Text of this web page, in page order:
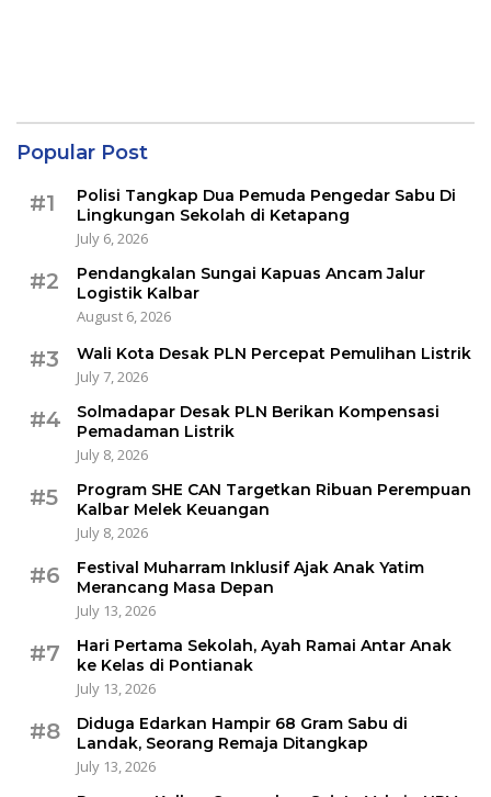
Popular Post
#1
Polisi Tangkap Dua Pemuda Pengedar Sabu Di
Lingkungan Sekolah di Ketapang
July 6, 2026
#2
Pendangkalan Sungai Kapuas Ancam Jalur
Logistik Kalbar
August 6, 2026
#3
Wali Kota Desak PLN Percepat Pemulihan Listrik
July 7, 2026
#4
Solmadapar Desak PLN Berikan Kompensasi
Pemadaman Listrik
July 8, 2026
#5
Program SHE CAN Targetkan Ribuan Perempuan
Kalbar Melek Keuangan
July 8, 2026
#6
Festival Muharram Inklusif Ajak Anak Yatim
Merancang Masa Depan
July 13, 2026
#7
Hari Pertama Sekolah, Ayah Ramai Antar Anak
ke Kelas di Pontianak
July 13, 2026
#8
Diduga Edarkan Hampir 68 Gram Sabu di
Landak, Seorang Remaja Ditangkap
July 13, 2026